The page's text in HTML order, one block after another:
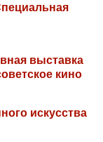
выставка
кино
искусства